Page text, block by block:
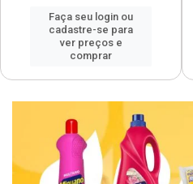
Faça seu login ou
cadastre-se para
ver preços e
comprar